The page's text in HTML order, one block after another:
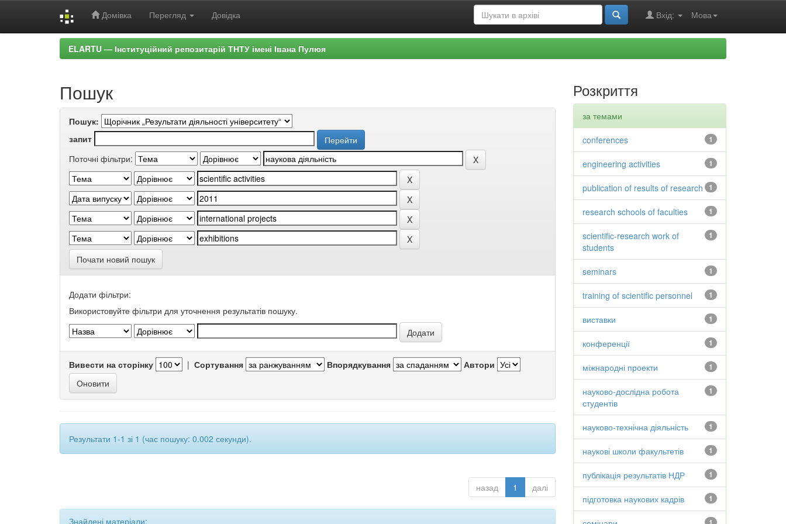
Домівка Перегляд Довідка Мова
Вхід:
ELARTU — Інституційний репозитарій ТНТУ імені Івана Пулюя
Пошук
Пошук:
запит
Поточні фільтри:
Почати новий пошук
Додати фільтри:
Використовуйте фільтри для уточнення результатів пошуку.
Вивести на сторінку | Сортування Впорядкування Автори
Результати 1-1 зі 1 (час пошуку: 0.002 секунди).
назад 1 далі
Знайдені матеріали:
Розкриття
за темами
1
conferences
1
engineering activities
1
publication of results of research
1
research schools of faculties
1
scientific-research work of
students
1
seminars
1
training of scientific personnel
1
виставки
1
конференції
1
міжнародні проекти
1
науково-дослідна робота
студентів
1
науково-технічна діяльність
1
наукові школи факультетів
1
публікація результатів НДР
1
підготовка наукових кадрів